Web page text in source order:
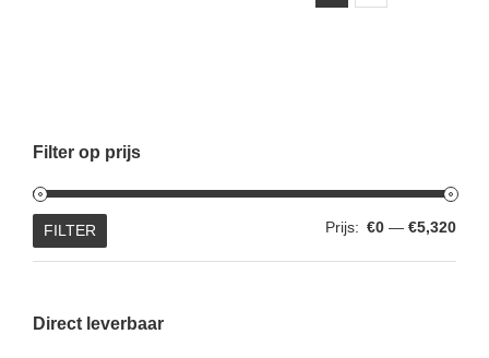
Filter op prijs
Min.
Max.
FILTER Prijs: €0 — €5,320
Direct leverbaar